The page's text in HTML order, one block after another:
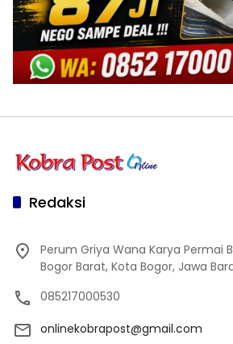
Redaksi
Perum Griya Wana Karya Permai
Bogor Barat, Kota Bogor, Jawa
085217000530
onlinekobrapost@gmail.com